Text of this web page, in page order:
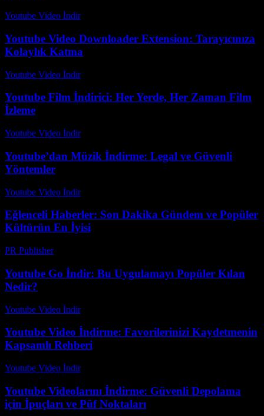
Youtube Video İndir-
Youtube Video Downloader Extension: Tarayıcınıza
Kolaylık Katma
Youtube Video İndir-
Youtube Film İndirici: Her Yerde, Her Zaman Film
İzleme
Youtube Video İndir-
Youtube’dan Müzik İndirme: Legal ve Güvenli
Yöntemler
Youtube Video İndir-
Eğlenceli Haberler: Son Dakika Gündem ve Popüler
Kültürün En İyisi
PR Publisher-
Youtube Go İndir: Bu Uygulamayı Popüler Kılan
Nedir?
Youtube Video İndir-
Youtube Video İndirme: Favorilerinizi Kaydetmenin
Kapsamlı Rehberi
Youtube Video İndir-
Youtube Videolarını İndirme: Güvenli Depolama
için İpuçları ve Püf Noktaları